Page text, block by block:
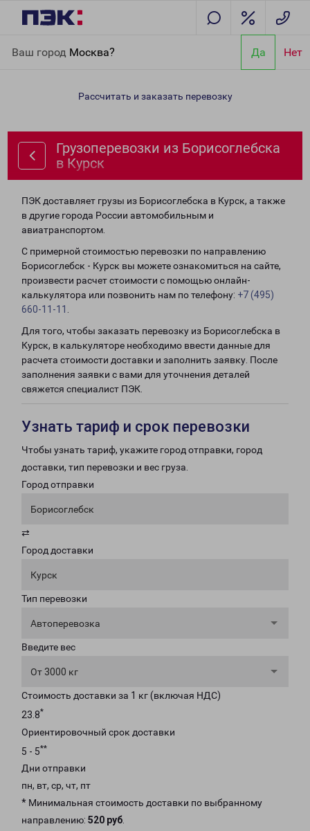
Ваш город Москва? Да Нет
Курск
Рассчитать и заказать перевозку
Грузоперевозки из Борисоглебска
в Курск
ПЭК доставляет грузы из Борисоглебска в Курск, а также
в другие города России автомобильным и
авиатранспортом.
С примерной стоимостью перевозки по направлению
Борисоглебск - Курск вы можете ознакомиться на сайте,
произвести расчет стоимости с помощью онлайн-
калькулятора или позвонить нам по телефону: +7 (495)
660-11-11
Для того, чтобы заказать перевозку из Борисоглебска в
Курск, в калькуляторе необходимо ввести данные для
расчета стоимости доставки и заполнить заявку. После
заполнения заявки с вами для уточнения деталей
свяжется специалист ПЭК.
Узнать тариф и срок перевозки
Чтобы узнать тариф, укажите город отправки, город
доставки, тип перевозки и вес груза.
Город отправки
Борисоглебск
⇄
Город доставки
Курск
Тип перевозки
Автоперевозка
Введите вес
От 3000 кг
Стоимость доставки за 1 кг (включая НДС)
23.8*
Ориентировочный срок доставки
5 - 5**
Дни отправки
пн, вт, ср, чт, пт
* Минимальная стоимость доставки по выбранному
направлению: 520 руб.